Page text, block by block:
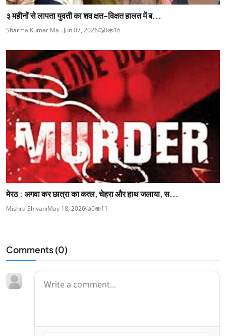
३ महीनों से लापता युवती का शव क्षत-विक्षत हालत में ब...
Sharma Kumar Ma...Jun 07, 2026 0 16
मेरठ : अगवा कर छात्रा का कत्ल, चेहरा और हाथ जलाया, स...
Mishra ShivaniMay 18, 2026 0 11
Comments (0)